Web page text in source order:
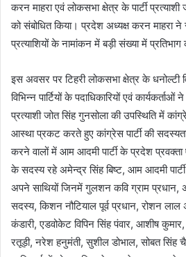
करन माहरा एवं लोकसभा क्षेत्र के पार्टी
को संबोधित किया। प्रदेश अध्यक्ष करन माहरा ने
प्रत्याशियों के नामांकन में बड़ी संख्या में
इस अवसर पर टिहरी लोकसभा क्षेत्र के धनोल्टी
विभिन्न पार्टियों के पदाधिकारियों एवं
प्रत्याशी जोत सिंह गुनसोला की उपस्थिति में
आस्था प्रकट करते हुए कांग्रेस पार्टी की
करने वालों में आम आदमी पार्टी के प्रदेश प्रवक्ता
के सदस्य रहे अमेन्द्र सिंह बिष्ट, आम आदमी
अपने साथियों जिनमें गुलशन कवि ग्राम प्रधान,
सदस्य, किशन नौटियाल पूर्व प्रधान, रोशन
कंडारी, एडवोकेट विपिन सिंह पंवार, आशीष
रतूड़ी, नरेश हनुमंती, सुशील डोभाल, सोबत सिंह